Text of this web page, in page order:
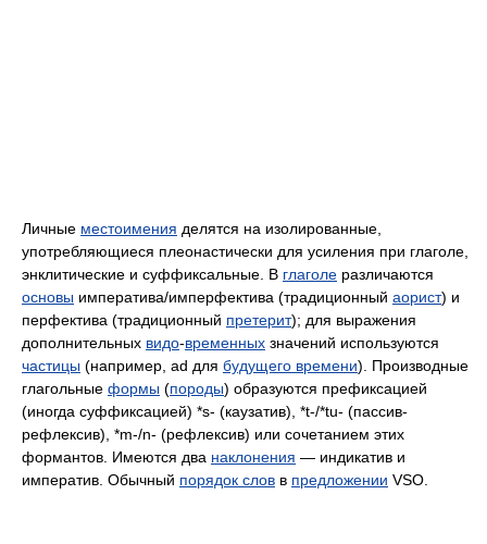
Личные местоимения делятся на изолированные,
употребляющиеся плеонастически для усиления при глаголе,
энклитические и суффиксальные. В глаголе различаются
основы императива​/​имперфектива (традиционный аорист) и
перфектива (традиционный претерит); для выражения
дополнительных видо-временных значений используются
частицы (например, ad для будущего времени). Производные
глагольные формы (породы) образуются префиксацией
(иногда суффиксацией) *s- (каузатив), *t‑/*tu- (пассив-
рефлексив), *m‑/n- (рефлексив) или сочетанием этих
формантов. Имеются два наклонения — индикатив и
императив. Обычный порядок слов в предложении VSO.